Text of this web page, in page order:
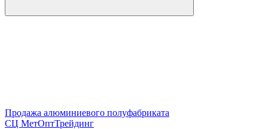
Продажа алюминиевого полуфабриката
СЦ МетОптТрейдинг